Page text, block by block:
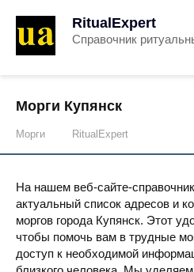
RitualExpert
Справочник
Морги Купянск
Морги RitualExpert
На нашем веб-сайте-
актуальный список адресов и
моргов города Купянск. Этот
чтобы помочь вам в трудные
доступ к необходимой